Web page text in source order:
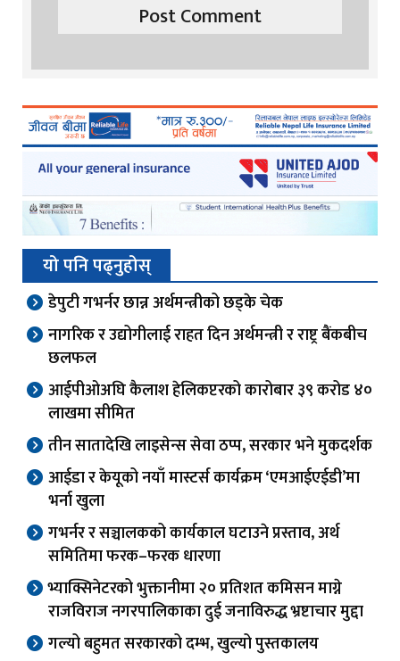
यो पनि पढ्नुहोस्
डेपुटी गभर्नर छान्न अर्थमन्त्रीको छड्के चेक
नागरिक र उद्योगीलाई राहत दिन अर्थमन्त्री र राष्ट्र बैंकबीच
छलफल
आईपीओअघि कैलाश हेलिकप्टरको कारोबार ३९ करोड ४०
लाखमा सीमित
तीन सातादेखि लाइसेन्स सेवा ठप्प, सरकार भने मुकदर्शक
आईडा र केयूको नयाँ मास्टर्स कार्यक्रम ‘एमआईएईडी’मा
भर्ना खुला
गभर्नर र सञ्चालकको कार्यकाल घटाउने प्रस्ताव, अर्थ
समितिमा फरक–फरक धारणा
भ्याक्सिनेटरको भुक्तानीमा २० प्रतिशत कमिसन माग्ने
राजविराज नगरपालिकाका दुई जनाविरुद्ध भ्रष्टाचार मुद्दा
गल्यो बहुमत सरकारको दम्भ, खुल्यो पुस्तकालय